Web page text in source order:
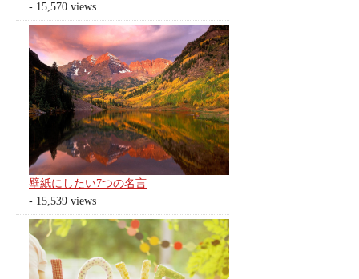
- 15,570 views
壁紙にしたい7つの名言
- 15,539 views